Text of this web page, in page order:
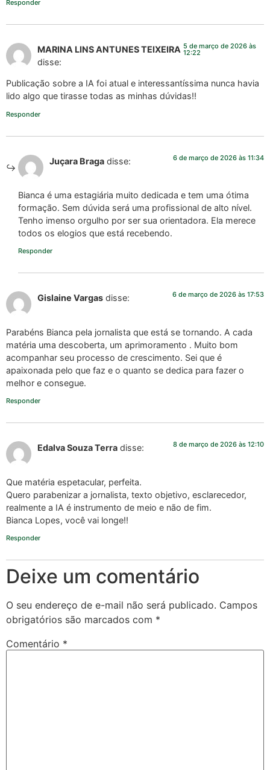
Responder
MARINA LINS ANTUNES TEIXEIRA
disse:
5 de março de 2026 às
12:22
Publicação sobre a IA foi atual e interessantíssima nunca havia
lido algo que tirasse todas as minhas dúvidas!!
Responder
Juçara Braga disse: 6 de março de 2026 às 11:34
Bianca é uma estagiária muito dedicada e tem uma ótima
formação. Sem dúvida será uma profissional de alto nível.
Tenho imenso orgulho por ser sua orientadora. Ela merece
todos os elogios que está recebendo.
Responder
Gislaine Vargas disse: 6 de março de 2026 às 17:53
Parabéns Bianca pela jornalista que está se tornando. A cada
matéria uma descoberta, um aprimoramento . Muito bom
acompanhar seu processo de crescimento. Sei que é
apaixonada pelo que faz e o quanto se dedica para fazer o
melhor e consegue.
Responder
Edalva Souza Terra disse: 8 de março de 2026 às 12:10
Que matéria espetacular, perfeita.
Quero parabenizar a jornalista, texto objetivo, esclarecedor,
realmente a IA é instrumento de meio e não de fim.
Bianca Lopes, você vai longe!!
Responder
Deixe um comentário
O seu endereço de e-mail não será publicado. Campos
obrigatórios são marcados com *
Comentário *